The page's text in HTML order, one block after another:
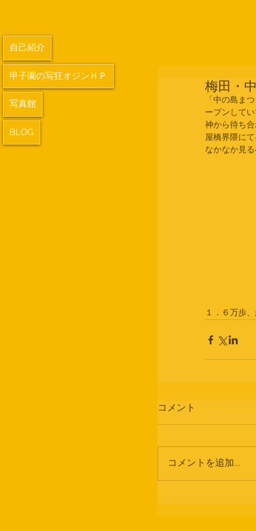
梅田・
「中の島ま
ープンして
神から待ち
屋橋界隈に
なかなか見
１．６万歩
コメント
コメントを追加…
自己紹介
甲子園の写狂オジンＨＰ
写真館
BLOG